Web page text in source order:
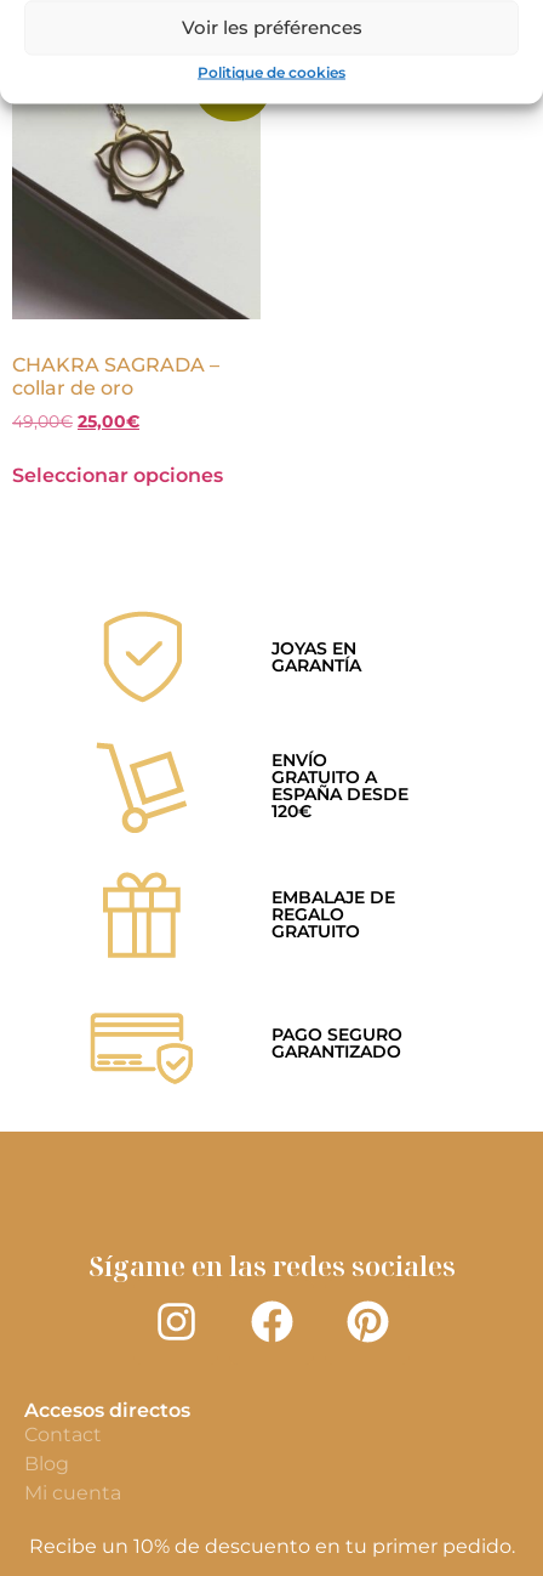
Voir les préférences
Politique de cookies
CHAKRA SAGRADA –
collar de oro
49,00€ 25,00€
Seleccionar opciones
JOYAS EN
GARANTÍA
ENVÍO
GRATUITO A
ESPAÑA DESDE
120€
EMBALAJE DE
REGALO
GRATUITO
PAGO SEGURO
GARANTIZADO
Sígame en las redes sociales
Accesos directos
Contact
Blog
Mi cuenta
Recibe un 10% de descuento en tu primer pedido.